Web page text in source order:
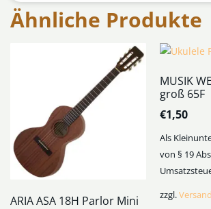
Ähnliche Produkte
ARIA ASA 18H Parlor Mini
MUSIK
groß 65F
€1,50
Als
von § 19
zzgl.